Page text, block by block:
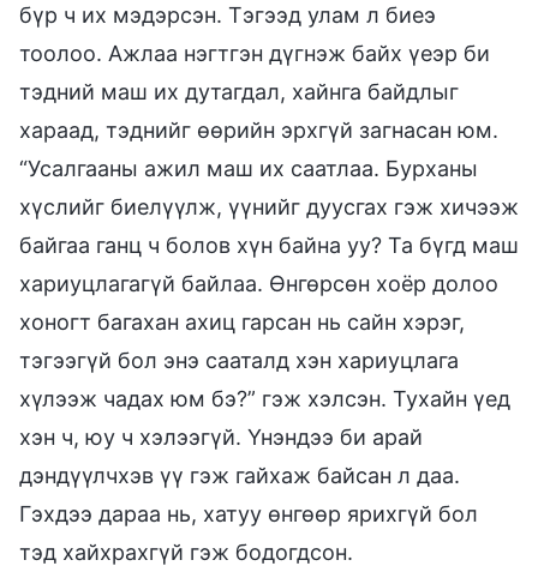
бүр ч их мэдэрсэн. Тэгээд улам л биеэ
тоолоо. Ажлаа нэгтгэн дүгнэж байх үеэр би
тэдний маш их дутагдал, хайнга байдлыг
хараад, тэднийг өөрийн эрхгүй загнасан юм.
“Усалгааны ажил маш их саатлаа. Бурханы
хүслийг биелүүлж, үүнийг дуусгах гэж хичээж
байгаа ганц ч болов хүн байна уу? Та бүгд маш
хариуцлагагүй байлаа. Өнгөрсөн хоёр долоо
хоногт багахан ахиц гарсан нь сайн хэрэг,
тэгээгүй бол энэ сааталд хэн хариуцлага
хүлээж чадах юм бэ?” гэж хэлсэн. Тухайн үед
хэн ч, юу ч хэлээгүй. Үнэндээ би арай
дэндүүлчхэв үү гэж гайхаж байсан л даа.
Гэхдээ дараа нь, хатуу өнгөөр ярихгүй бол
тэд хайхрахгүй гэж бодогдсон.